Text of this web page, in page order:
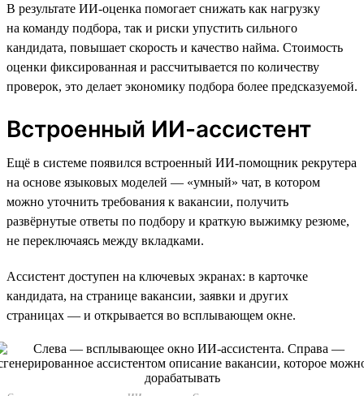
В результате ИИ-оценка помогает снижать как нагрузку
на команду подбора, так и риски упустить сильного
кандидата, повышает скорость и качество найма. Стоимость
оценки фиксированная и рассчитывается по количеству
проверок, это делает экономику подбора более предсказуемой.
Встроенный ИИ-ассистент
Ещё в системе появился встроенный ИИ-помощник рекрутера
на основе языковых моделей — «умный» чат, в котором
можно уточнить требования к вакансии, получить
развёрнутые ответы по подбору и краткую выжимку резюме,
не переключаясь между вкладками.
Ассистент доступен на ключевых экранах: в карточке
кандидата, на странице вакансии, заявки и других
страницах — и открывается во всплывающем окне.